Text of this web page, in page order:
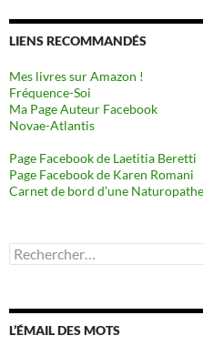
LIENS RECOMMANDÉS
Mes livres sur Amazon !
Fréquence-Soi
Ma Page Auteur Facebook
Novae-Atlantis
Page Facebook de Laetitia Beretti
Page Facebook de Karen Romani
Carnet de bord d’une Naturopathe
Rechercher :
L’ÉMAIL DES MOTS